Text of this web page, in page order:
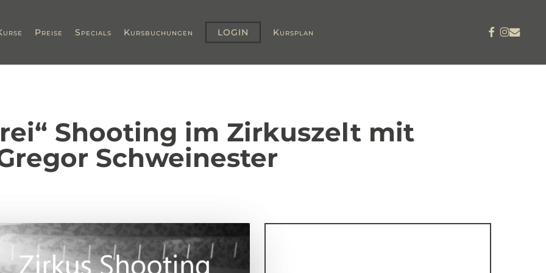
Preise Specials Kursbuchungen LOGIN Kursplan Facebook
Instagram
Email
Shooting im Zirkuszelt mit
Schweinester